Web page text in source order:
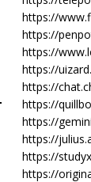
https://
https://
https://
https://
https://
https://
https://
https://
https://
https://